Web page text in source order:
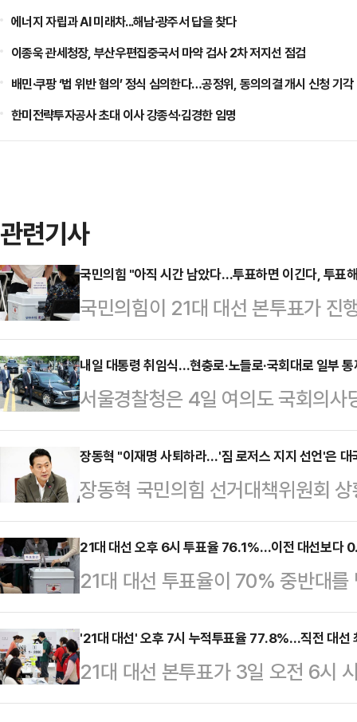
에너지 자립과 AI 미래차...해남·광주서 답을 찾다
이종욱 관세청장, 부산우편집중국서 마약 검사 2차 저지선 점검
배민·쿠팡 ‘법 위반 혐의’ 정식 심의한다…공정위, 동의의결 개시 신청 기각
한미전략투자공사 초대 이사 강종석·김경한 임명
관련기사
국민의힘 "아직 시간 남았다…투표하면 이긴다, 투표
국민의힘이 21대 대선 본투표가 진
표를 호소했다. 이날 투표는 오후 8
페이스북에 "아직 투표시간이 남았
모두 투표장에 나와 대한민국의 미
"투표하신 분들께서도 가족·친지·
표장에 나올 수 있게 해달라"며 "투
조했다.안철수 공동선거대책위원
하지 않은 분들이 계시다…
내일 대통령 취임식…현충로·노들로·국회대로 일부
서울경찰청은 4일 여의도 국회의
로 오전 시간대 현충로와 노들로,
일 밝혔다.서울청은 이 구간 경찰
할 방침이다.아울러 가로변 전광판
파할 예정이다.경찰은 “부득이 차
라”고 당부했다.
장동혁 "이재명 사퇴하라…'짐 로저스 지지 선언'은 대
장동혁 국민의힘 선거대책위원회
저스홀딩스 회장이 이재명 더불어
는 의혹 보도를 언급하며 "대선에
거짓말을 했으면 후보직에서 사퇴
은 2일 오전 여의도 중앙당사에서
보 지지 선언이 허위였다는 점을 가
게 됐고, 국제사회에서 대한민국
장은 "누가 봐도 이상한 형…
21대 대선 오후 6시 투표율 76.1%…이전 대선보
21대 대선 투표율이 70% 중반대
가 12시간이 경과한 오후 6시 현재
거관리위원회에 따르면 이날 오후
4439만1871명 중 3376만8137
치러진 제 20대 대선의 동시간대
'21대 대선' 오후 7시 누적투표율 77.8%…직전 대
21대 대선 본투표가 3일 오전 6시
난 오후 7시, 앞서 지난달 29~30일